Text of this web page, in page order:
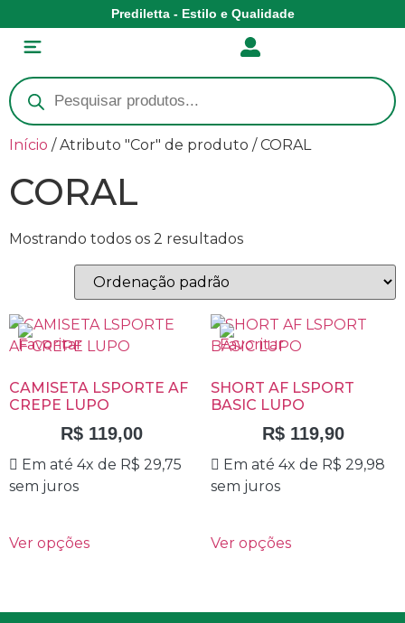
Prediletta - Estilo e Qualidade
Início / Atributo "Cor" de produto / CORAL
CORAL
Mostrando todos os 2 resultados
CAMISETA LSPORTE AF
CREPE LUPO
R$ 119,00
Em até 4x de R$ 29,75
sem juros
Ver opções
SHORT AF LSPORT
BASIC LUPO
R$119,90
Em até 4x de R$ 29,98
sem juros
Ver opções